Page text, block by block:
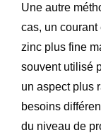
Une autre
cas, un
zinc plus fine
souvent utilisé
un aspect plus
besoins
du niveau de